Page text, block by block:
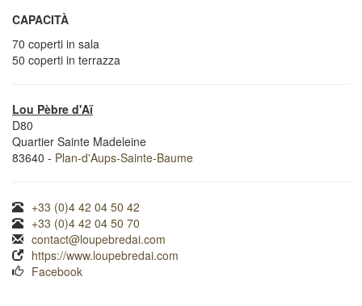
CAPACITÀ
70 coperti in sala
50 coperti in terrazza
Lou Pèbre d'Aï
D80
Quartier Sainte Madeleine
83640 - Plan-d'Aups-Sainte-Baume
+33 (0)4 42 04 50 42
+33 (0)4 42 04 50 70
contact@loupebredai.com
https://www.loupebredai.com
Facebook